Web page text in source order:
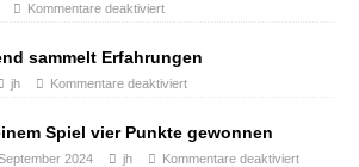
Kommentare deaktiviert
sammelt Erfahrungen
jh Kommentare deaktiviert
Spiel vier Punkte gewonnen
2024 jh Kommentare deaktiviert